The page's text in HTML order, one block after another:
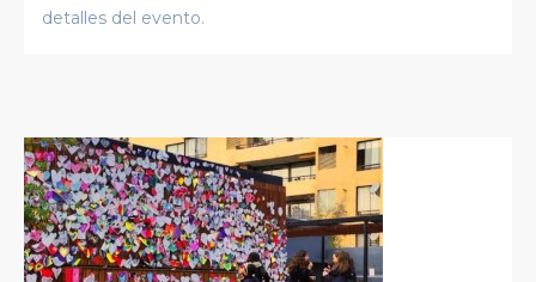
detalles del evento.